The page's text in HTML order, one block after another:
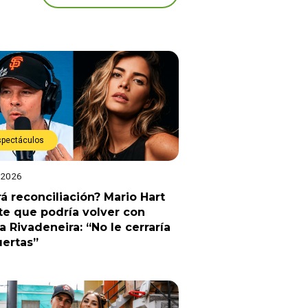
reconciliación? Mario Hart
que podría volver con
Rivadeneira: “No le cerraría